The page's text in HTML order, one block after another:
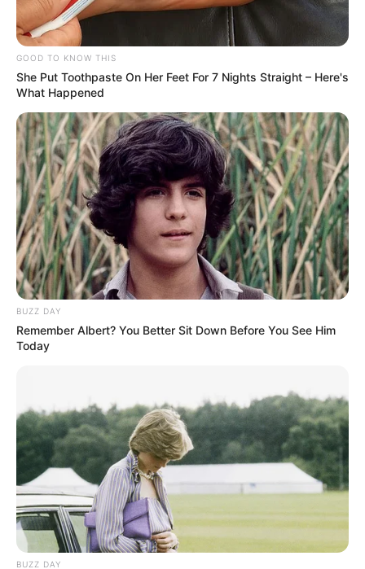
GOOD TO KNOW THIS
She Put Toothpaste On Her Feet For 7 Nights Straight – Here's
What Happened
BUZZ DAY
Remember Albert? You Better Sit Down Before You See Him
Today
BUZZ DAY